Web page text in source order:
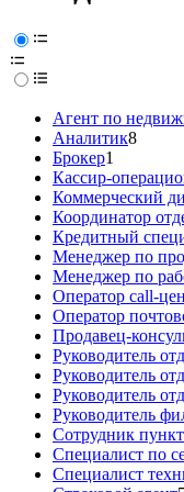
Агент по
Аналитик8
Брокер1
Кассир-
Коммерческий
Координатор
Кредитный
Менеджер по
Менеджер по
Оператор call-
Оператор
Продавец-
Руководитель
Руководитель
Руководитель
Руководитель
Сотрудник
Специалист по
Специалист